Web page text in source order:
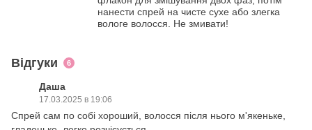
нанести спрей на чисте сухе або злегка
вологе волосся. Не змивати!
Відгуки 6
Даша
17.03.2025 в 19:06
Спрей сам по собі хороший, волосся після нього м'якеньке,